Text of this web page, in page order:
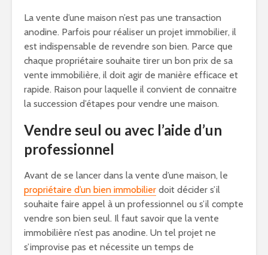
La vente d’une maison n’est pas une transaction
anodine. Parfois pour réaliser un projet immobilier, il
est indispensable de revendre son bien. Parce que
chaque propriétaire souhaite tirer un bon prix de sa
vente immobilière, il doit agir de manière efficace et
rapide. Raison pour laquelle il convient de connaitre
la succession d’étapes pour vendre une maison.
Vendre seul ou avec l’aide d’un
professionnel
Avant de se lancer dans la vente d’une maison, le
propriétaire d’un bien immobilier doit décider s’il
souhaite faire appel à un professionnel ou s’il compte
vendre son bien seul. Il faut savoir que la vente
immobilière n’est pas anodine. Un tel projet ne
s’improvise pas et nécessite un temps de